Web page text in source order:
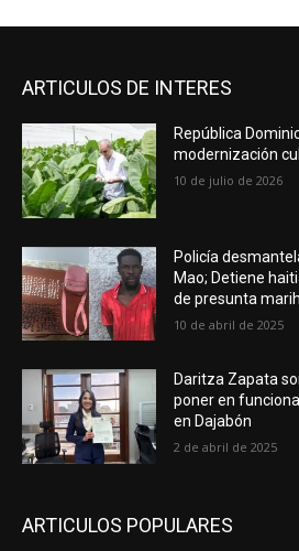
ARTICULOS DE INTERES
República
modernización
10 de julio de 2026
Policía
Mao; Detiene
de presunta
10 de abril de 2025
Daritza Zapata
poner en
en Dajabón
2 de abril de 2025
ARTICULOS POPULARES